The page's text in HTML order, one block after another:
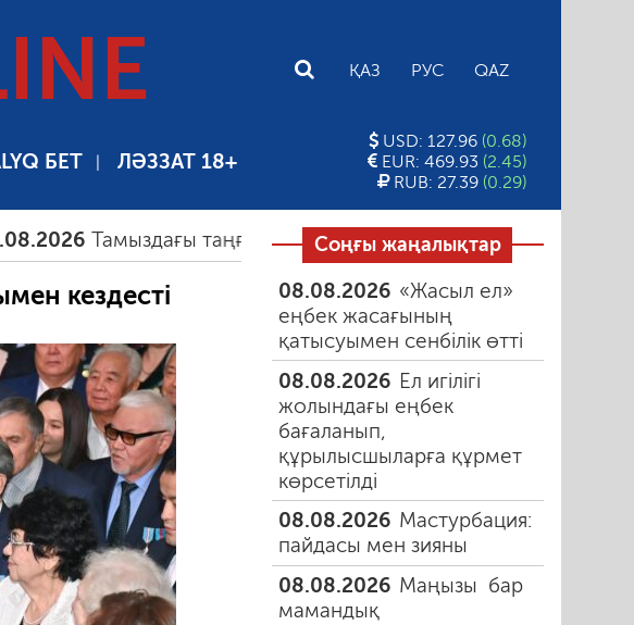
ҚАЗ РУС QAZ
БЕТ ЛӘЗЗАТ 18+
USD: 127.96 (0.68)
EUR: 469.93 (2.45)
RUB: 27.39 (0.29)
таңғы түтін 06.08.2026 Құмарлық эпидемиясы
кездесті
Соңғы жаңалықтар
08.08.2026 «Жасыл ел»
еңбек жасағының
қатысуымен сенбілік өтті
08.08.2026 Ел игілігі
жолындағы еңбек
бағаланып,
құрылысшыларға құрмет
көрсетілді
08.08.2026 Мастурбация:
пайдасы мен зияны
08.08.2026 Маңызы бар
мамандық